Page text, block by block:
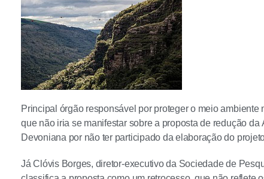
Principal órgão responsável por proteger o meio
que não iria se manifestar sobre a proposta de redução
Devoniana por não ter participado da elaboração do
Já Clóvis Borges, diretor-executivo da Sociedade de